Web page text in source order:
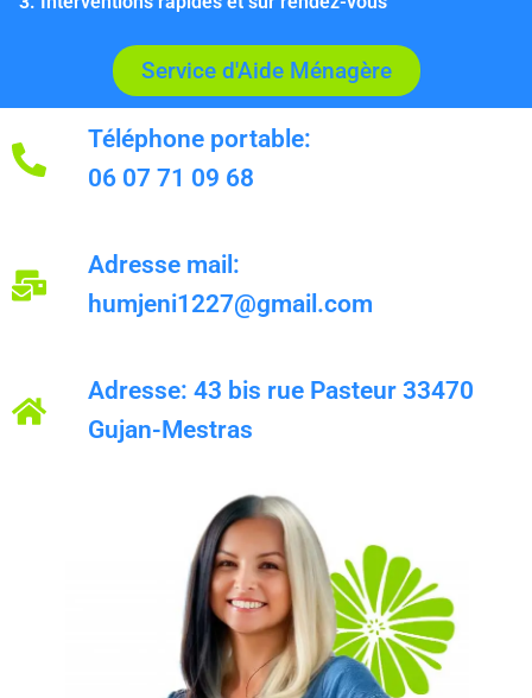
Service d'Aide Ménagère
Téléphone portable:
06 07 71 09 68
Adresse mail:
humjeni1227@gmail.com
Adresse: 43 bis rue Pasteur 33470
Gujan-Mestras